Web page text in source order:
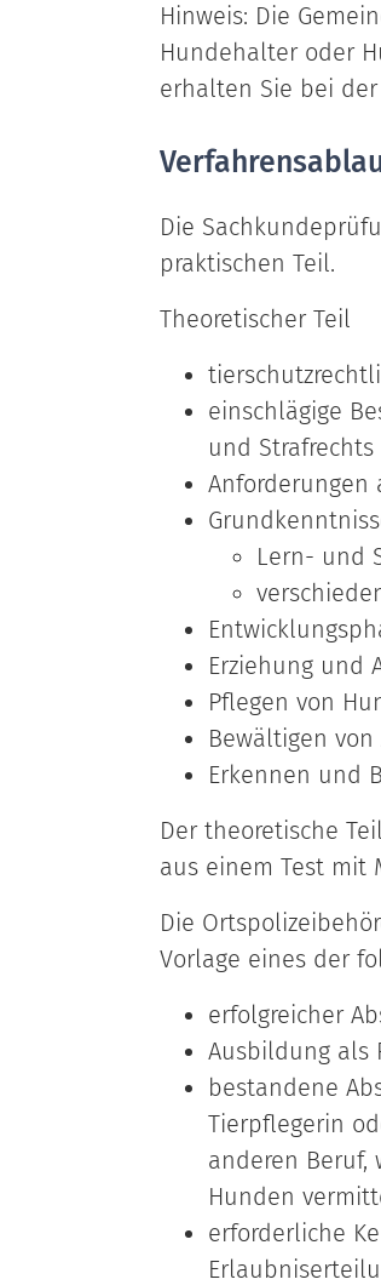
Hinweis: Die
Hundehalter oder
erhalten Sie bei
Die
praktischen Teil.
Theoretischer Teil
einschlägige
und Strafrechts
Anforderungen
Lern- und
Erziehung und
Pflegen von
Bewältigen
Erkennen und
Der theoretische
aus einem Test mit
Die
Vorlage eines der
erfolgreicher
Ausbildung als
bestandene
Tierpflegerin
anderen Beruf,
Hunden
erforderliche